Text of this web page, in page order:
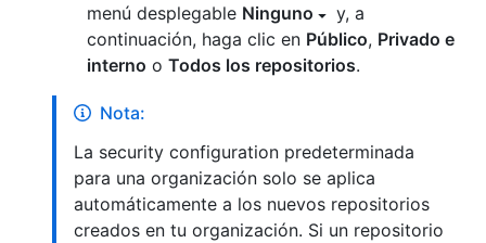
menú desplegable Ninguno
y, a
continuación, haga clic en Público, Privado e
interno o Todos los repositorios.
Nota:
La security configuration predeterminada
para una organización solo se aplica
automáticamente a los nuevos repositorios
creados en tu organización. Si un repositorio